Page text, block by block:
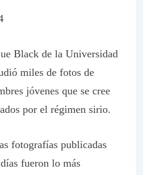
Black de la Universidad
miles de fotos de
jóvenes que se cree
por el régimen sirio.
fotografías publicadas
fueron lo más